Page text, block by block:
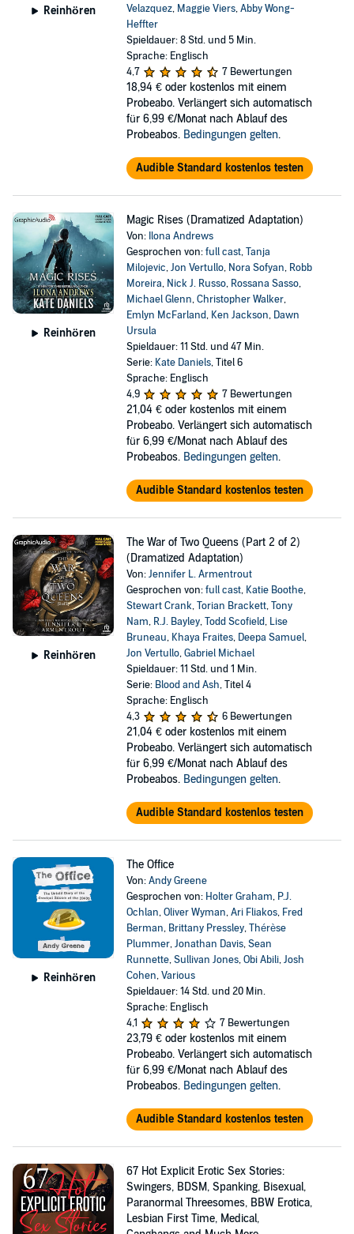
Reinhören
Velazquez, Maggie Viers,Abby Wong-
Heffter
Spieldauer: 8 Std. und 5 Min.
Sprache: Englisch
4,7
7 Bewertungen
18,94 € oder kostenlos mit einem
Probeabo. Verlängert sich automatisch
für 6,99 €/Monat nach Ablauf des
Probeabos. Bedingungen gelten.
Audible Standard kostenlos testen
Reinhören
Magic Rises (Dramatized Adaptation)
Von: Ilona Andrews
Gesprochen von:full cast,Tanja
Milojevic,Jon Vertullo, Nora Sofyan, Robb
Moreira, Nick J. Russo, Rossana Sasso,
Michael Glenn,Christopher Walker,
Emlyn McFarland, Ken Jackson, Dawn
Ursula
Spieldauer: 11 Std. und 47 Min.
Serie: Kate Daniels, Titel 6
Sprache: Englisch
4,9
7 Bewertungen
21,04 € oder kostenlos mit einem
Probeabo. Verlängert sich automatisch
für 6,99 €/Monat nach Ablauf des
Probeabos. Bedingungen gelten.
Audible Standard kostenlos testen
Reinhören
The War of Two Queens (Part 2 of 2)
(Dramatized Adaptation)
Von:Jennifer L. Armentrout
Gesprochen von:full cast, Katie Boothe,
Stewart Crank,Torian Brackett,Tony
Nam, R.J. Bayley,Todd Scofield, Lise
Bruneau, Khaya Fraites, Deepa Samuel,
Jon Vertullo,Gabriel Michael
Spieldauer: 11 Std. und 1 Min.
Serie: Blood and Ash, Titel 4
Sprache: Englisch
4,3
6 Bewertungen
21,04 € oder kostenlos mit einem
Probeabo. Verlängert sich automatisch
für 6,99 €/Monat nach Ablauf des
Probeabos. Bedingungen gelten.
Audible Standard kostenlos testen
Reinhören
The Office
Von:Andy Greene
Gesprochen von: Holter Graham, P.J.
Ochlan,Oliver Wyman,Ari Fliakos, Fred
Berman, Brittany Pressley,Thérèse
Plummer,Jonathan Davis,Sean
Runnette,Sullivan Jones,Obi Abili,Josh
Cohen,Various
Spieldauer: 14 Std. und 20 Min.
Sprache: Englisch
4,1
7 Bewertungen
23,79 € oder kostenlos mit einem
Probeabo. Verlängert sich automatisch
für 6,99 €/Monat nach Ablauf des
Probeabos. Bedingungen gelten.
Audible Standard kostenlos testen
67 Hot Explicit Erotic Sex Stories:
Swingers, BDSM, Spanking, Bisexual,
Paranormal Threesomes, BBW Erotica,
Lesbian First Time, Medical,